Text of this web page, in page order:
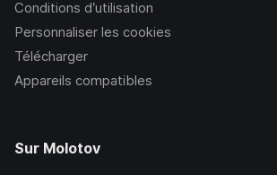
Conditions d’utilisation
Personnaliser les cookies
Télécharger
Appareils compatibles
Sur Molotov